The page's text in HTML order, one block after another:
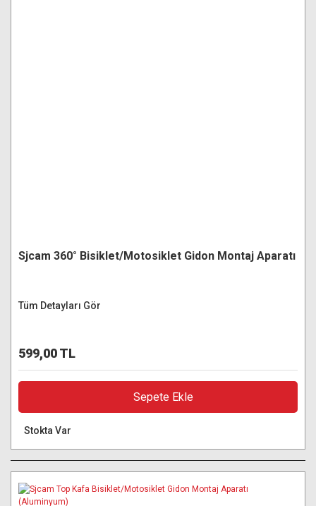
Sjcam 360° Bisiklet/Motosiklet Gidon Montaj Aparatı
Tüm Detayları Gör
599,00 TL
Sepete Ekle
Stokta Var